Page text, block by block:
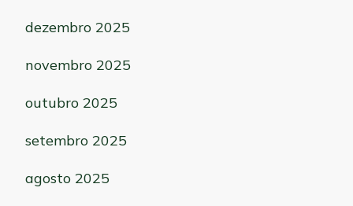
dezembro 2025
novembro 2025
outubro 2025
setembro 2025
agosto 2025